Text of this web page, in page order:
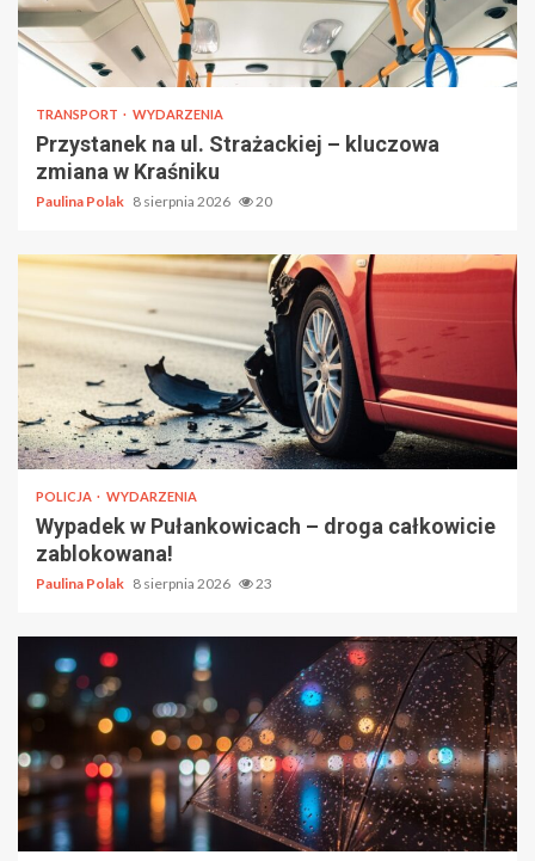
TRANSPORT WYDARZENIA
Przystanek na ul. Strażackiej – kluczowa
zmiana w Kraśniku
Paulina Polak 8 sierpnia 2026 20
POLICJA WYDARZENIA
Wypadek w Pułankowicach – droga całkowicie
zablokowana!
Paulina Polak 8 sierpnia 2026 23